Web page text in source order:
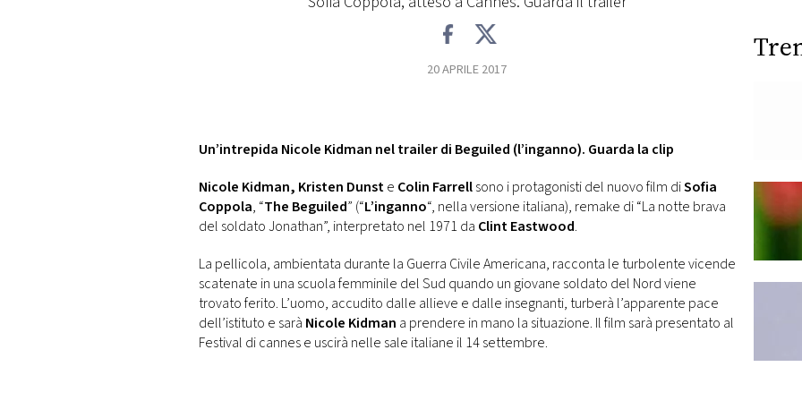
20 APRILE 2017
Un’intrepida Nicole Kidman nel trailer di Beguiled (l’inganno). Guarda la clip
Nicole Kidman, Kristen Dunste Colin Farrellsono i protagonisti del nuovo film diSofia
Coppola, “The Beguiled” (“L’inganno“, nella versione italiana), remake di “La notte brava
del soldato Jonathan”, interpretato nel 1971 da Clint Eastwood.
La pellicola, ambientata durante la Guerra Civile Americana, racconta le turbolente vicende
scatenate in una scuola femminile del Sud quando un giovane soldato del Nord viene
trovato ferito. L’uomo, accudito dalle allieve e dalle insegnanti, turberà l’apparente pace
dell’istituto e sarà Nicole Kidman a prendere in mano la situazione. Il film sarà presentato al
Festival di cannes e uscirà nelle sale italiane il 14 settembre.